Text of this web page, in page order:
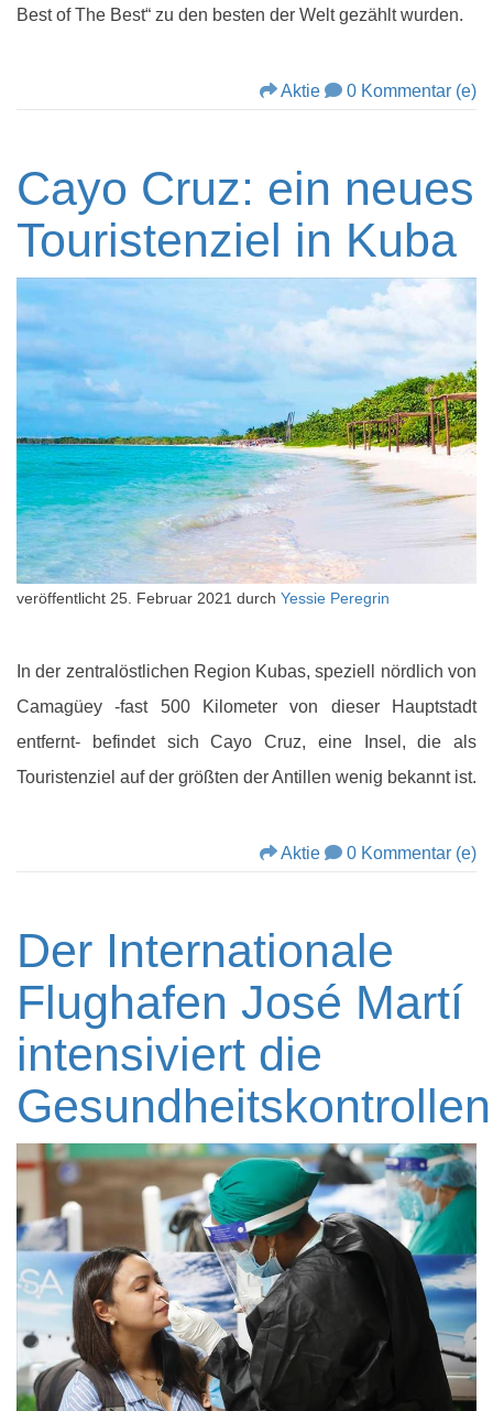
Best of The Best“ zu den besten der Welt gezählt wurden.
Aktie 0 Kommentar (e)
Cayo Cruz: ein neues
Touristenziel in Kuba
veröffentlicht 25. Februar 2021 durch Yessie Peregrin
In der zentralöstlichen Region Kubas, speziell nördlich von
Camagüey -fast 500 Kilometer von dieser Hauptstadt
entfernt- befindet sich Cayo Cruz, eine Insel, die als
Touristenziel auf der größten der Antillen wenig bekannt ist.
Aktie 0 Kommentar (e)
Der Internationale
Flughafen José Martí
intensiviert die
Gesundheitskontrollen